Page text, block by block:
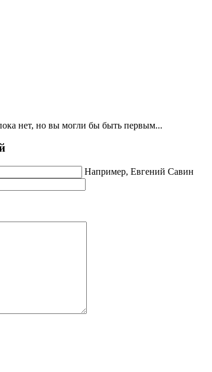
нет, но вы могли бы быть первым...
Например, Евгений Савин